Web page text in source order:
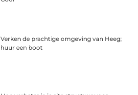
Verken de prachtige omgeving van Heeg;
huur een boot